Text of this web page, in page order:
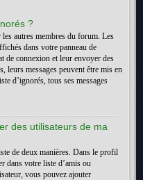
?
autres membres du forum. Les
dans votre panneau de
de connexion et leur envoyer des
leurs messages peuvent être mis en
d’ignorés, tous ses messages
des utilisateurs de ma
de deux manières. Dans le profil
dans votre liste d’amis ou
vous pouvez ajouter